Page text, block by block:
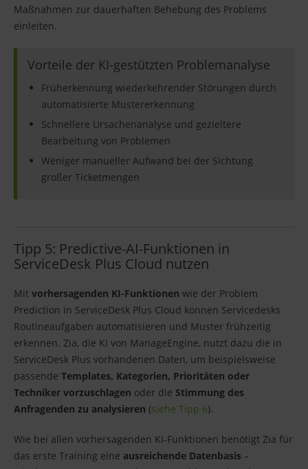
Maßnahmen zur dauerhaften Behebung des Problems
einleiten.
Vorteile der KI-gestützten Problemanalyse
Früherkennung wiederkehrender Störungen durch
automatisierte Mustererkennung
Schnellere Ursachenanalyse und gezieltere
Bearbeitung von Problemen
Weniger manueller Aufwand bei der Sichtung
großer Ticketmengen
Tipp 5: Predictive-AI-Funktionen in
ServiceDesk Plus Cloud nutzen
Mit vorhersagenden KI-Funktionen wie der Problem
Prediction in ServiceDesk Plus Cloud können Servicedesks
Routineaufgaben automatisieren und Muster frühzeitig
erkennen. Zia, die KI von ManageEngine, nutzt dazu die in
ServiceDesk Plus vorhandenen Daten, um beispielsweise
passende Templates, Kategorien, Prioritäten oder
Techniker vorzuschlagen oder die Stimmung des
Anfragenden zu analysieren (siehe Tipp 6).
Wie bei allen vorhersagenden KI-Funktionen benötigt Zia für
das erste Training eine ausreichende Datenbasis –